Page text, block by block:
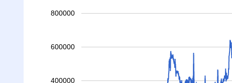
400000
600000
800000